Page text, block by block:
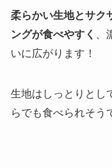
柔らかい生地とサク
ングが食べやすく 、
いに広がります！
生地はしっとりとし
らでも食べられそう